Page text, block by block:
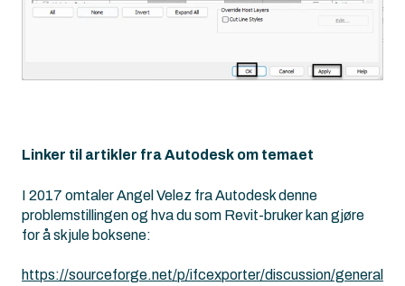
Linker til artikler fra Autodesk om temaet
I 2017 omtaler Angel Velez fra Autodesk denne
problemstillingen og hva du som Revit-bruker kan gjøre
for å skjule boksene:
https://sourceforge.net/p/ifcexporter/discussion/general